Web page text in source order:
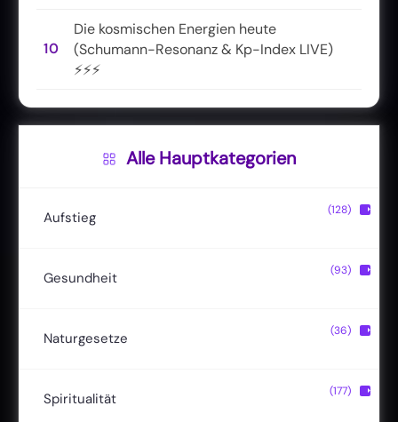
10
Die kosmischen Energien heute
(Schumann-Resonanz & Kp-Index LIVE)
⚡⚡⚡
Alle Hauptkategorien
Aufstieg
Christusbewusstsein (20)
(11)
(22)
(128) ▶
Gesundheit
(13)
(24)
(93) ▶
Naturgesetze
Hermetik (15)
(36) ▶
Spiritualität (177) ▶